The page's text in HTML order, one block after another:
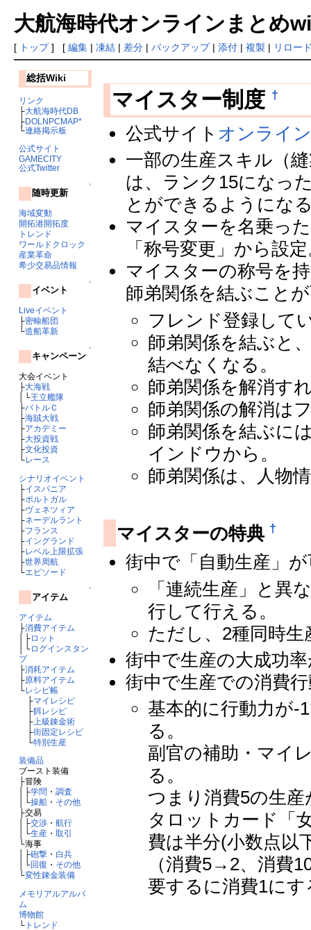
大航海時代オンラインまとめ
[ トップ] [ 編集| 凍結| 差分| バックアップ| 添付| 複製 | リロー
総括Wiki
リンク
├大航海時代DB
├DOLNPCMAP*
└連絡掲示板
公式サイト
GAMECITY
公式Twitter
↑
随時更新
海域変動
開拓港開拓度
トレンド
ワールドクロック
産業革命
希少交易品情報
↑
イベント
Liveイベント
├密輸船団
└造船革新
↑
キャンペーン
大会イベント
├大海戦
│└王立艦隊
├バトルＣ
├海賊大戦
├アカデミー
├大投資戦
├文化投資
└レース
シナリオイベント
├イスパニア
├ポルトガル
├ヴェネツィア
├ネーデルラント
├フランス
├イングランド
├レベル上限拡張
├世界周航
└エピソード
↑
アイテム
アイテム
├消費アイテム
│├ロット
│└ログインスタン
プ
├消耗アイテム
├原料アイテム
└レシピ帳
├マイレシピ
├餌レシピ
├上級錬金術
├街固定レシピ
└特別生産
装備品
ブースト装備
├冒険
│├学問 ・ 調査
│└操船・ その他
├交易
│├交渉・ 航行
│└生産・ 取引
└海事
│├砲撃・ 白兵
│└回復 ・ その他
└変性錬金装備
メモリアルアルバ
ム
博物館
└トレンド
マイスター制度 †
公式サイト オンライ
一部の生産スキル（
は、ランク15になっ
とができるようにな
マイスターを名乗っ
「称号変更」から設
マイスターの称号を
師弟関係を結ぶこと
フレンド登録して
師弟関係を結ぶと
結べなくなる。
師弟関係を解消す
師弟関係の解消は
師弟関係を結ぶに
インドウから。
師弟関係は、人物
マイスターの特典 †
街中で「自動生産」
「連続生産」と異
行して行える。
ただし、2種同時生
街中で生産の大成功
街中で生産での消費
基本的に行動力が-
る。
副官の補助・マイ
る。
つまり消費5の生
タロットカード「
費は半分(小数点以
（消費5→2、消費
要するに消費1に